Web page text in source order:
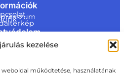
kezelése
működtetése, használatának
nyilatkozat